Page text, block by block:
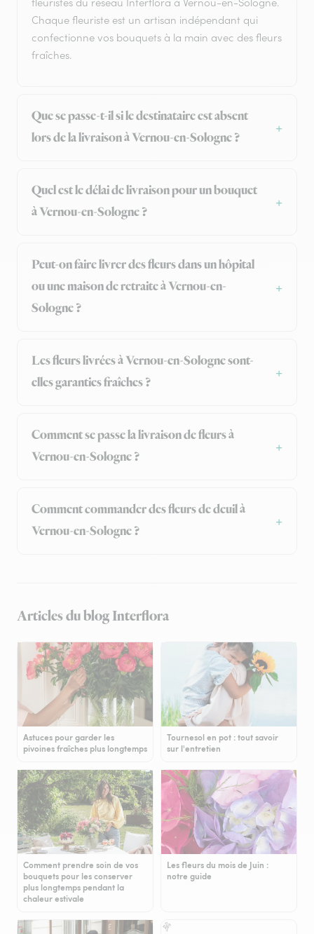
Chaque fleuriste est un artisan indépendant qui
confectionne vos bouquets à la main avec des fleurs
fraîches.
Que se passe-t-il si le destinataire est absent
lors de la livraison à Vernou-en-Sologne ?
Quel est le délai de livraison pour un bouquet
à Vernou-en-Sologne ?
Peut-on faire livrer des fleurs dans un hôpital
ou une maison de retraite à Vernou-en-
Sologne ?
Les fleurs livrées à Vernou-en-Sologne sont-
elles garanties fraîches ?
Comment se passe la livraison de fleurs à
Vernou-en-Sologne ?
Comment commander des fleurs de deuil à
Vernou-en-Sologne ?
Articles du blog Interflora
Astuces pour garder les
pivoines fraîches plus longtemps
Tournesol en pot : tout savoir
sur l'entretien
Comment prendre soin de vos
bouquets pour les conserver
plus longtemps pendant la
chaleur estivale
Les fleurs du mois de Juin :
notre guide